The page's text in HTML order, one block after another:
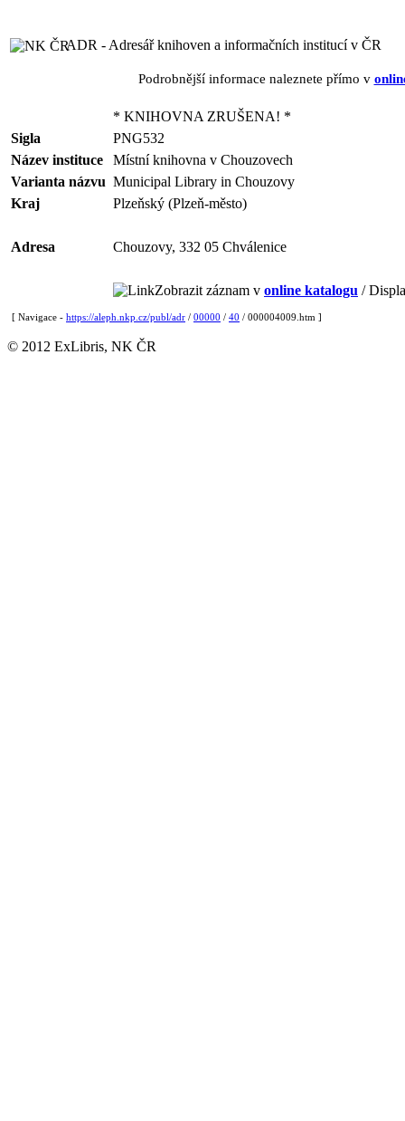
ADR - Adresář knihoven a informačních institucí v ČR
Podrobnější informace naleznete přímo v
* KNIHOVNA ZRUŠENA! *
Sigla
PNG532
Název instituce
Místní knihovna v Chouzovech
Varianta názvu Municipal Library in Chouzovy
Kraj
Plzeňský (Plzeň-město)
Adresa Chouzovy, 332 05 Chválenice
Zobrazit záznam v online katalogu /
[ Navigace - https://aleph.nkp.cz/publ/adr / 00000 / 40 / 000004009.htm ]
© 2012 ExLibris, NK ČR